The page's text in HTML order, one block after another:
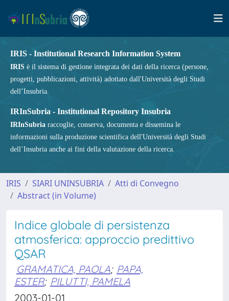
IRIS - Institutional Research Information System
IRIS è il sistema di gestione integrata dei dati della ricerca (persone,
progetti, pubblicazioni, attività) adottato dall'Università degli Studi
dell’Insubria.
IRInSubria - Institutional Repository Insubria
IRInSubria raccoglie, conserva, documenta e dissemina le
informazioni sulla produzione scientifica dell'Università degli Studi
dell’Insubria anche ai fini della valutazione della ricerca.
IRIS SIARI UNINSUBRIA
Atti di Convegno
Abstract (in Volume)
Indice globale di persistenza
atmosferica: approccio predittivo
QSAR
GRAMATICA, PAOLA; PAPA,
ESTER; PILUTTI, PAMELA
2003-01-01